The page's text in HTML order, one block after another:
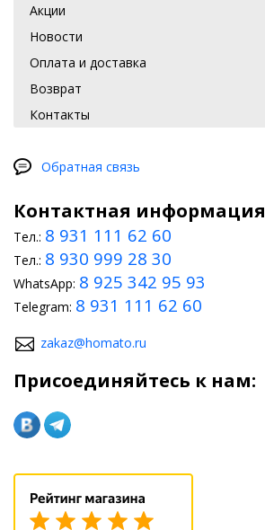
Акции
Новости
Оплата и доставка
Возврат
Контакты
Обратная связь
Контактная информация
Тел.: 8 931 111 62 60
Тел.: 8 930 999 28 30
WhatsApp: 8 925 342 95 93
Telegram: 8 931 111 62 60
zakaz@homato.ru
Присоединяйтесь к нам: